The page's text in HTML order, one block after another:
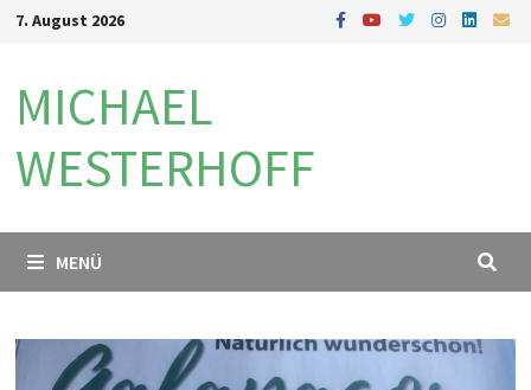
Zum7. August 2026
MICHAEL
WESTERHOFF
MENÜ